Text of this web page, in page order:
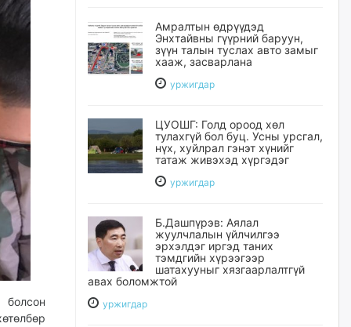
Амралтын өдрүүдэд
Энхтайвны гүүрний баруун,
зүүн талын туслах авто замыг
хааж, засварлана
уржигдар
ЦУОШГ: Голд ороод хөл
тулахгүй бол буц. Усны урсгал,
нүх, хуйлрал гэнэт хүнийг
татаж живэхэд хүргэдэг
уржигдар
Б.Дашпүрэв: Аялал
жуулчлалын үйлчилгээ
эрхэлдэг иргэд таних
тэмдгийн хүрээгээр
шатахууныг хязгаарлалтгүй
авах боломжтой
уржигдар